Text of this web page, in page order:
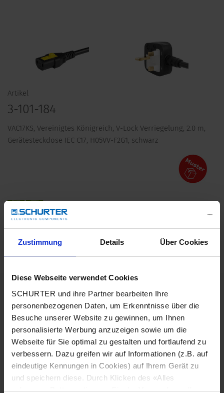
Zustimmung Details Über Cookies
Diese Webseite verwendet Cookies
SCHURTER und ihre Partner bearbeiten Ihre
personenbezogenen Daten, um Erkenntnisse über die
Besuche unserer Website zu gewinnen, um Ihnen
personalisierte Werbung anzuzeigen sowie um die
Webseite für Sie optimal zu gestalten und fortlaufend zu
verbessern. Dazu greifen wir auf Informationen (z.B. auf
eindeutige Kennungen in Cookies) auf Ihrem Gerät zu
und speichern diese. Durch Klicken des «Alles
zulassen»-Buttons stimmen Sie der Verwendung aller
Artikel
3-101-184
VAC17KS, Vereinigtes Königreich, V-Lock Verriegelung, 2.0 m,
Gerätesteckdose IEC C17, H05VV-F2G1, schwarz
Beschreibung 3-101-184
Details 3-101-184
Spannungsfestigkeit
> 2 kVDC zwischen L-N
(1 min/50 Hz)
Zulässige Betriebstemperatur -25 °C bis 70 °C